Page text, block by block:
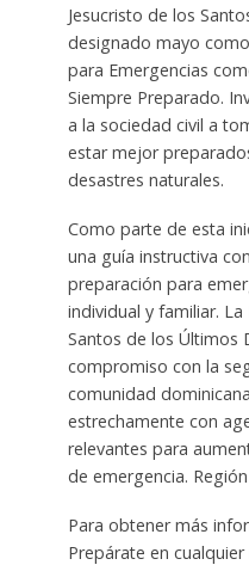
Jesucristo de los
designado mayo
para Emergencias
Siempre Preparado.
a la sociedad civil a
estar mejor
desastres naturales.
Como parte de esta
una guía instructiva
preparación para
individual y familiar.
Santos de los Últimos
compromiso con la
comunidad
estrechamente con
relevantes para
de emergencia.
Para obtener más
Prepárate en